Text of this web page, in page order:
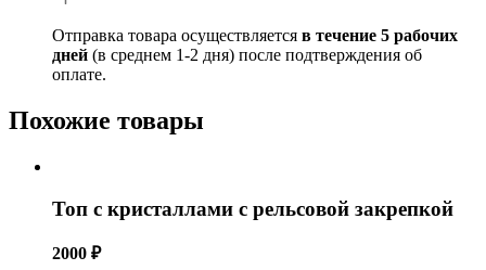
Отправка товара осуществляется в течение 5 рабочих
дней (в среднем 1-2 дня) после подтверждения об
оплате.
Похожие товары
Топ с кристаллами с рельсовой закрепкой
2000 ₽